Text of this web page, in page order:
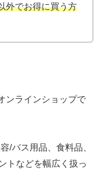
外でお得に買う方
ンラインショップで
/バス用品、食料品、
トなどを幅広く扱っ